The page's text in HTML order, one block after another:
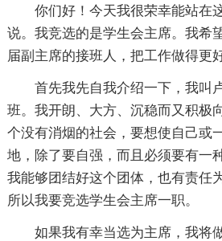
你们好！今天我很荣幸能站在
说。我竞选的是学生会主席。我希
届副主席的接班人，把工作做得更
首先我先自我介绍一下，我叫
班。我开朗、大方、沉稳而又积极
个没有消烟的社会，要想使自己或
地，除了要自强，而且必须要有一
我能够团结好这个团体，也有责任
所以我要竞选学生会主席一职。
如果我有幸当选为主席，我将